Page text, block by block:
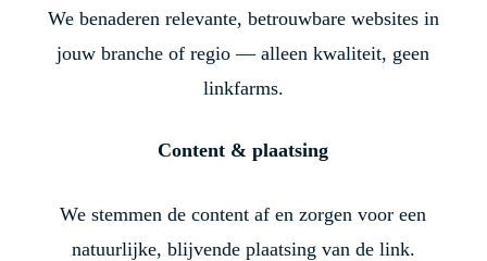
We benaderen relevante, betrouwbare websites in
jouw branche of regio — alleen kwaliteit, geen
linkfarms.
Content & plaatsing
We stemmen de content af en zorgen voor een
natuurlijke, blijvende plaatsing van de link.